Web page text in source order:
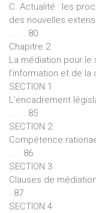
C. Actualité : les
des nouvelles
. . . . 80
Chapitre 2
La médiation pour
l’information et de la
SECTION 1
L’encadrement
. . . . 85
SECTION 2
Compétence
. . . 86
SECTION 3
Clauses de médiation
. 87
SECTION 4